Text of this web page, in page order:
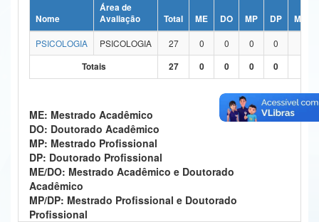
Ministério da Ciência, Tecnologia, Inovações e Comunicações
Ministério do Meio Ambiente
Controladoria-Geral da União
Ministério da Mulher, da Família e dos Direitos Humanos
Secretaria-Geral
Secretaria de Governo
Nome
Área de
Avaliação
Total ME DO MP DP
ME/
PSICOLOGIA
PSICOLOGIA 27 0 0 0 0
Totais
27 0 0 0 0
ME: Mestrado Acadêmico
DO: Doutorado Acadêmico
MP: Mestrado Profissional
DP: Doutorado Profissional
ME/DO: Mestrado Acadêmico e Doutorado
Acadêmico
MP/DP: Mestrado Profissional e Doutorado
Profissional